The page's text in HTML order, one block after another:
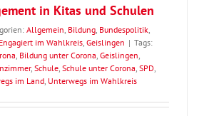
in Kitas und Schulen
Allgemein Bildung Bundespolitik
Engagiert im Wahlkreis Geislingen | Tags:
Bildung unter Corona Geislingen
, Schule Schule unter Corona SPD
im Land Unterwegs im Wahlkreis